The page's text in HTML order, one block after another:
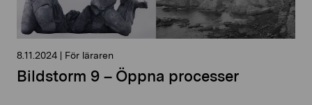
8.11.2024 | För läraren
Bildstorm 9 – Öppna processer